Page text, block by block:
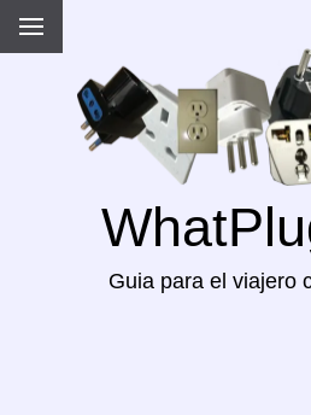
Guia para el viajero